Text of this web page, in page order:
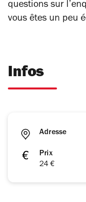
questions sur
vous êtes un peu
Infos
Adresse
Prix
24 €